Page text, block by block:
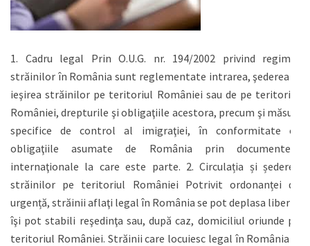
1. Cadru legal Prin O.U.G. nr. 194/2002 privind regimul
străinilor în România sunt reglementate intrarea, şederea şi
ieşirea străinilor pe teritoriul României sau de pe teritoriul
României, drepturile şi obligaţiile acestora, precum şi măsuri
specifice de control al imigraţiei, în conformitate cu
obligaţiile asumate de România prin documentele
internaţionale la care este parte. 2. Circulația și șederea
străinilor pe teritoriul României Potrivit ordonanței de
urgență, străinii aflaţi legal în România se pot deplasa liber şi
îşi pot stabili reşedinţa sau, după caz, domiciliul oriunde pe
teritoriul României. Străinii care locuiesc legal în România şi